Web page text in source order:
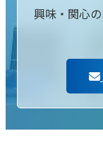
興味・関心